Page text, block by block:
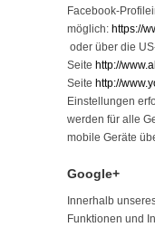
Facebook-
möglich: https://
oder über die
Seite http://
Seite http://
Einstellungen
werden für alle
mobile Geräte
Google+
Innerhalb
Funktionen und